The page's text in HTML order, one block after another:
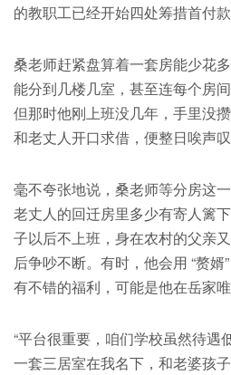
的教职工已经开始四处筹措首付款
桑老师赶紧盘算着一套房能少花
能分到几楼几室，甚至连每个房
但那时他刚上班没几年，手里没
和老丈人开口求借，便整日唉声叹
毫不夸张地说，桑老师等分房这
老丈人的回迁房里多少有寄人篱
子以后不上班，身在农村的父亲
后争吵不断。有时，他会用 “赘
有不错的福利，可能是他在岳家
“平台很重要，咱们学校虽然待遇
一套三居室在我名下，和老婆孩